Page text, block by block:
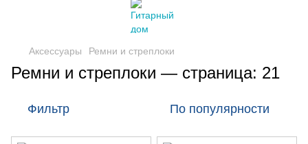
Аксессуары Ремни и стреплоки
Ремни и стреплоки — страница: 21
Фильтр По популярности